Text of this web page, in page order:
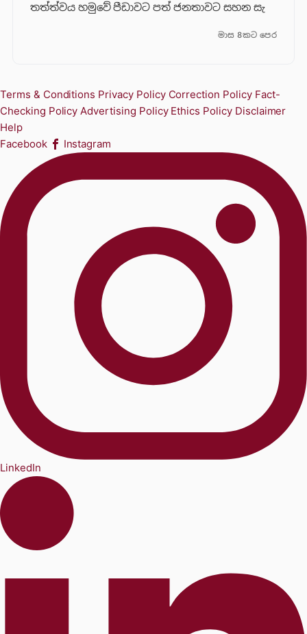
තත්ත්වය හමුවේ පීඩාවට පත් ජනතාවට සහන සැ
මාස 8කට පෙර
Terms & Conditions Privacy Policy Correction Policy Fact-
Checking Policy Advertising Policy Ethics Policy Disclaimer
Help
Facebook
Instagram
LinkedIn